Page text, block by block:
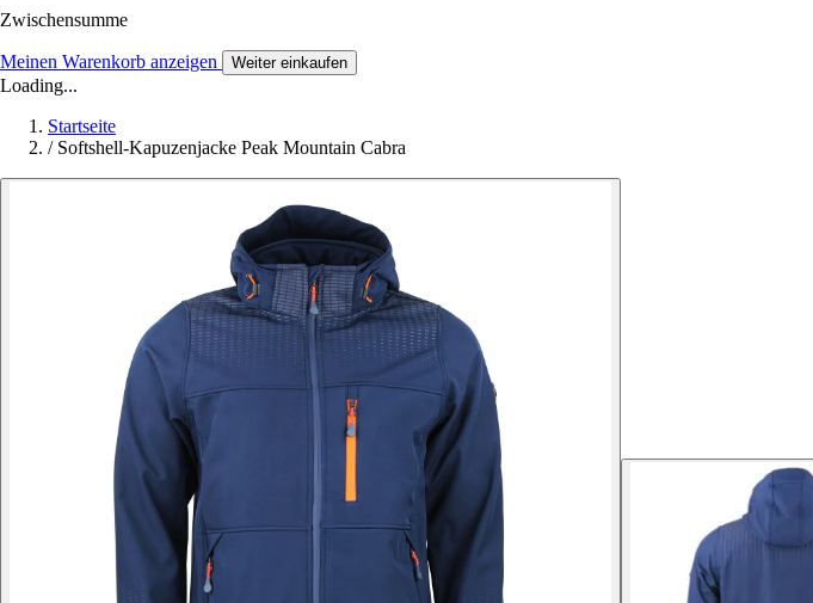
Zwischensumme
Meinen Warenkorb anzeigen Weiter einkaufen
Loading...
Startseite
/ Softshell-Kapuzenjacke Peak Mountain Cabra